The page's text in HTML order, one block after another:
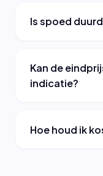
Is spoed
Kan de
indicatie?
Hoe houd ik